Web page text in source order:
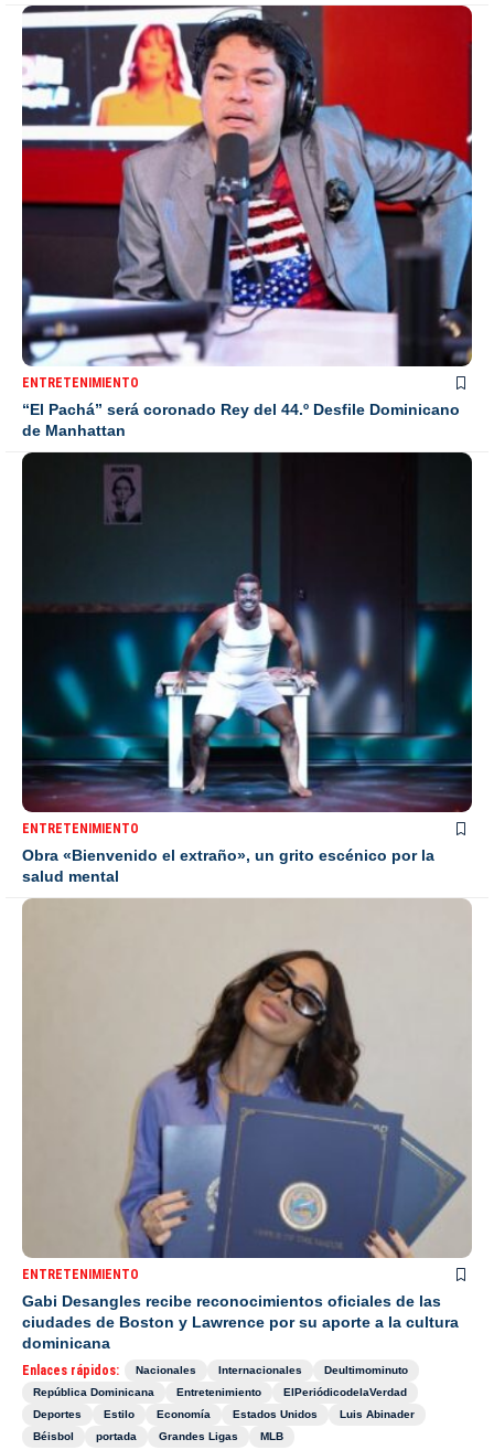
ENTRETENIMIENTO
“El Pachá” será coronado Rey del 44.º Desfile Dominicano
de Manhattan
ENTRETENIMIENTO
Obra «Bienvenido el extraño», un grito escénico por la
salud mental
ENTRETENIMIENTO
Gabi Desangles recibe reconocimientos oficiales de las
ciudades de Boston y Lawrence por su aporte a la cultura
dominicana
Enlaces rápidos: Nacionales Internacionales
Deultimominuto
República Dominicana
Entretenimiento
ElPeriódicodelaVerdad
Deportes
Estilo Economía Estados Unidos
Luis Abinader
Béisbol
portada Grandes Ligas MLB